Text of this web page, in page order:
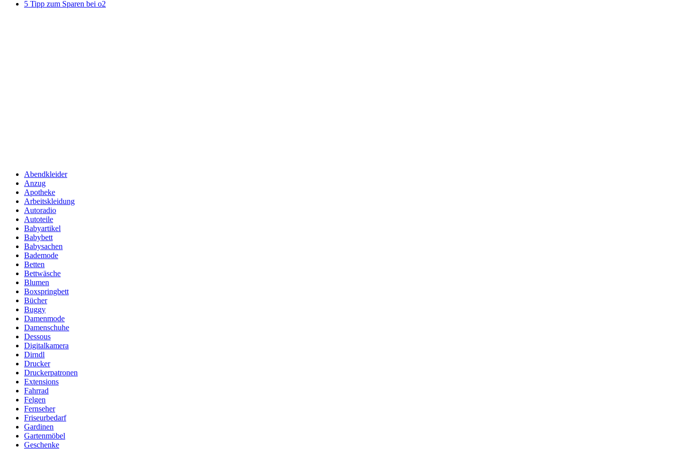
5 Tipp zum Sparen bei o2
Abendkleider
Anzug
Apotheke
Arbeitskleidung
Autoradio
Autoteile
Babyartikel
Babybett
Babysachen
Bademode
Betten
Bettwäsche
Blumen
Boxspringbett
Bücher
Buggy
Damenmode
Damenschuhe
Dessous
Digitalkamera
Dirndl
Drucker
Druckerpatronen
Extensions
Fahrrad
Felgen
Fernseher
Friseurbedarf
Gardinen
Gartenmöbel
Geschenke